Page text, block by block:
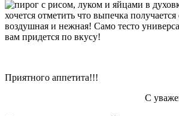
хочется отметить что выпечка получается
воздушная и нежная! Само тесто
вам придется по вкусу!
Приятного аппетита!!!
С